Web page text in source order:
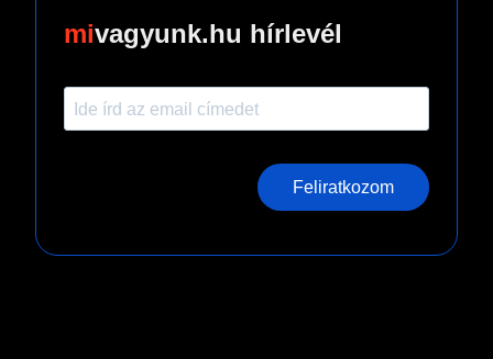
vagyunk.hu hírlevél
Feliratkozom